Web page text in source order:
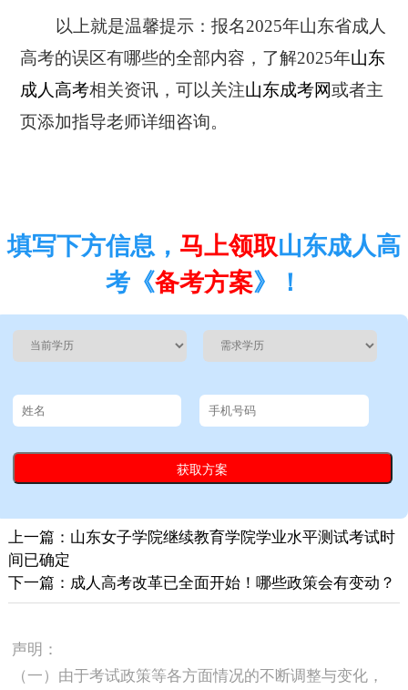
以上就是温馨提示：报名2025年山东省成人
高考的误区有哪些的全部内容，了解2025年山东
成人高考相关资讯，可以关注山东成考网或者主
页添加指导老师详细咨询。
填写下方信息， 马上领取山东成人高
考《备考方案》！
上一篇：山东女子学院继续教育学院学业水平测试考试时
间已确定
下一篇：成人高考改革已全面开始！哪些政策会有变动？
声明：
（一）由于考试政策等各方面情况的不断调整与变化，